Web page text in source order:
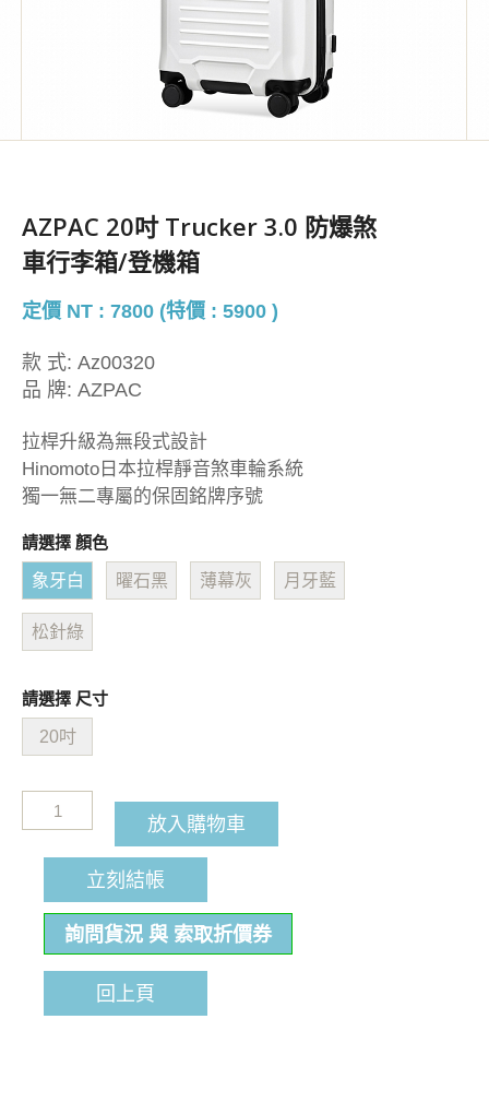
AZPAC 20吋 Trucker 3.0 防爆煞
車行李箱/登機箱
定價 NT : 7800 (特價 : 5900 )
款 式: Az00320
品 牌: AZPAC
拉桿升級為無段式設計
Hinomoto日本拉桿靜音煞車輪系統
獨一無二專屬的保固銘牌序號
請選擇 顏色
象牙白 曜石黑 薄幕灰 月牙藍
松針綠
請選擇 尺寸
20吋
放入購物車
立刻結帳
詢問貨況 與 索取折價券
回上頁